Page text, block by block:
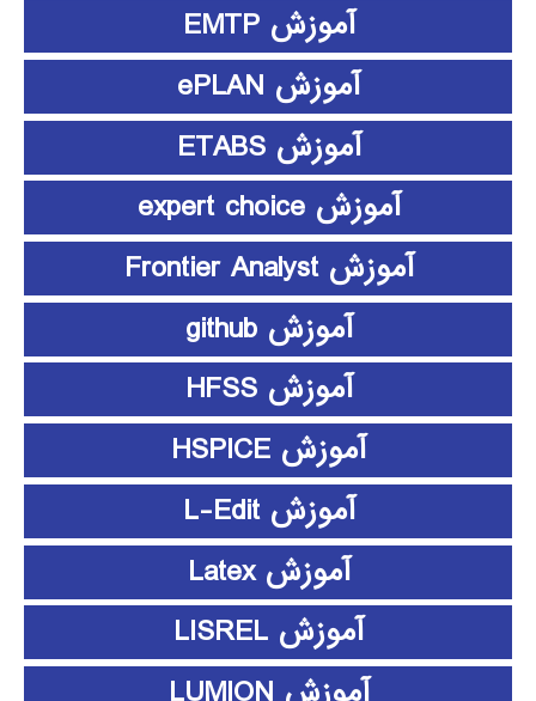
آموزش EMTP
آموزش ePLAN
آموزش ETABS
آموزش expert choice
آموزش Frontier Analyst
آموزش github
آموزش HFSS
آموزش HSPICE
آموزش L-Edit
آموزش Latex
آموزش LISREL